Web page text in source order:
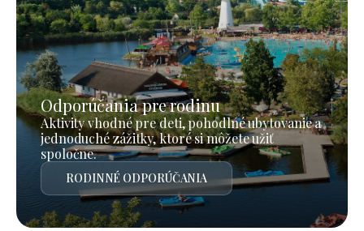
Odporúčania pre rodinu
Aktivity vhodné pre deti, pohodlné ubytovanie a
jednoduché zážitky, ktoré si môžete užiť
spoločne.
RODINNÉ ODPORÚČANIA